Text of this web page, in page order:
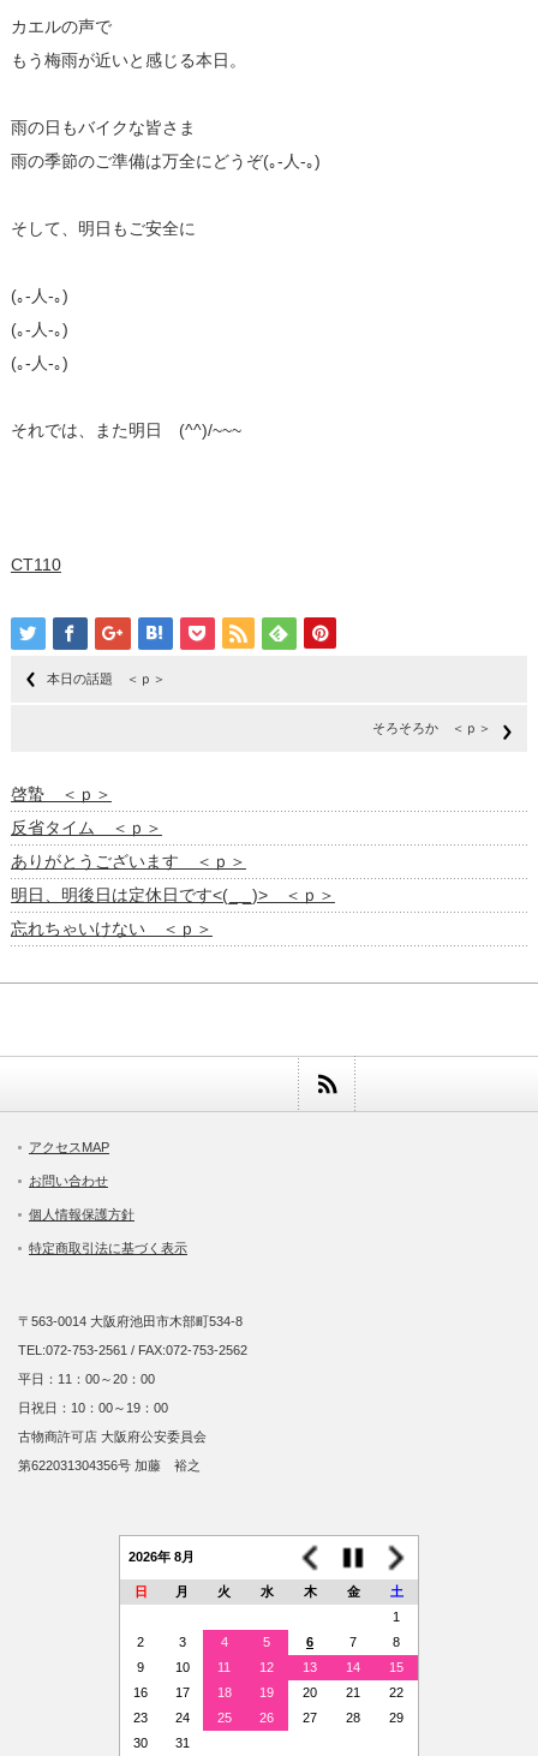
カエルの声で
もう梅雨が近いと感じる本日。
雨の日もバイクな皆さま
雨の季節のご準備は万全にどうぞ(｡-人-｡)
そして、明日もご安全に
(｡-人-｡)
(｡-人-｡)
(｡-人-｡)
それでは、また明日 (^^)/~~~
CT110
本日の話題 ＜ｐ＞
そろそろか ＜ｐ＞
啓蟄 ＜ｐ＞
反省タイム ＜ｐ＞
ありがとうございます ＜ｐ＞
明日、明後日は定休日です<(_ _)> ＜ｐ＞
忘れちゃいけない ＜ｐ＞
アクセスMAP
お問い合わせ
個人情報保護方針
特定商取引法に基づく表示
〒563-0014 大阪府池田市木部町534-8
TEL:072-753-2561 / FAX:072-753-2562
平日：11：00～20：00
日祝日：10：00～19：00
古物商許可店 大阪府公安委員会
第622031304356号 加藤 裕之
2026年 8月
日 月 火 水 木 金
土
1
2
3 4 5 6 7
8
9
10 11 12 13 14
15
16
17 18 19 20 21
22
23
24 25 26 27 28
29
30
31